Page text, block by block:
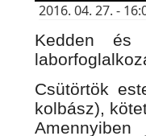
2016. 04. 27. -
Kedden és
Csütörtök
kolbász),
Amennyiben